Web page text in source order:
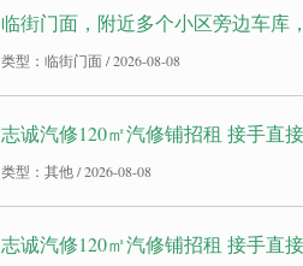
临街门面，附近多个小区旁边车库
类型：临街门面 / 2026-08-08
志诚汽修120㎡汽修铺招租 接手直
类型：其他 / 2026-08-08
志诚汽修120㎡汽修铺招租 接手直